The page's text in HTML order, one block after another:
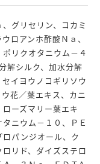
グリセリン、コカミ
ロアンホ酢酸Ｎａ、
リクオタニウム－４
解シルク、加水分解
イヨウノコギリソウ
花／葉エキス、カニ
ーズマリー葉エキ
ニウム－１０、ＰＥ
パンジオール、ク
リド、ダイズステロ